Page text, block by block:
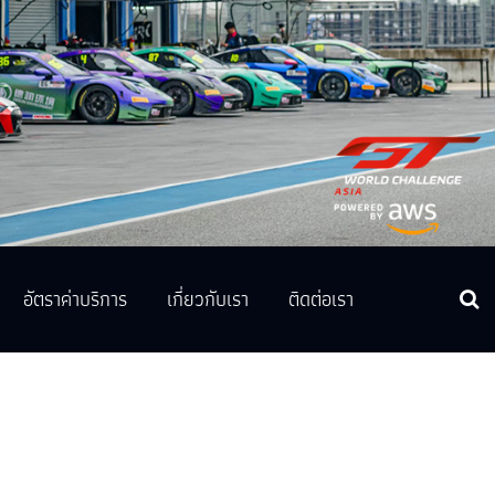
อัตราค่าบริการ เกี่ยวกับเรา ติดต่อเรา